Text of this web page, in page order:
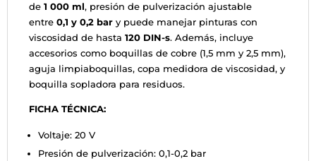
de 1 000 ml, presión de pulverización ajustable
entre 0,1 y 0,2 bar y puede manejar pinturas con
viscosidad de hasta 120 DIN-s. Además, incluye
accesorios como boquillas de cobre (1,5 mm y 2,5 mm),
aguja limpiaboquillas, copa medidora de viscosidad, y
boquilla sopladora para residuos.
FICHA TÉCNICA:
Voltaje: 20 V
Presión de pulverización: 0,1-0,2 bar